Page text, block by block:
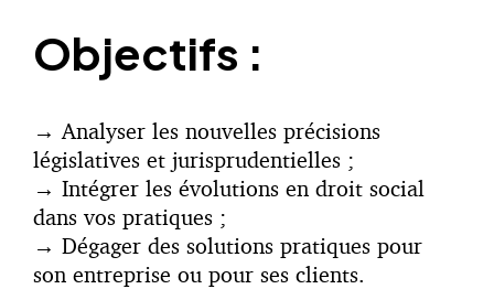
Objectifs :
→ Analyser les nouvelles précisions
législatives et jurisprudentielles ;
→ Intégrer les évolutions en droit social
dans vos pratiques ;
→ Dégager des solutions pratiques pour
son entreprise ou pour ses clients.